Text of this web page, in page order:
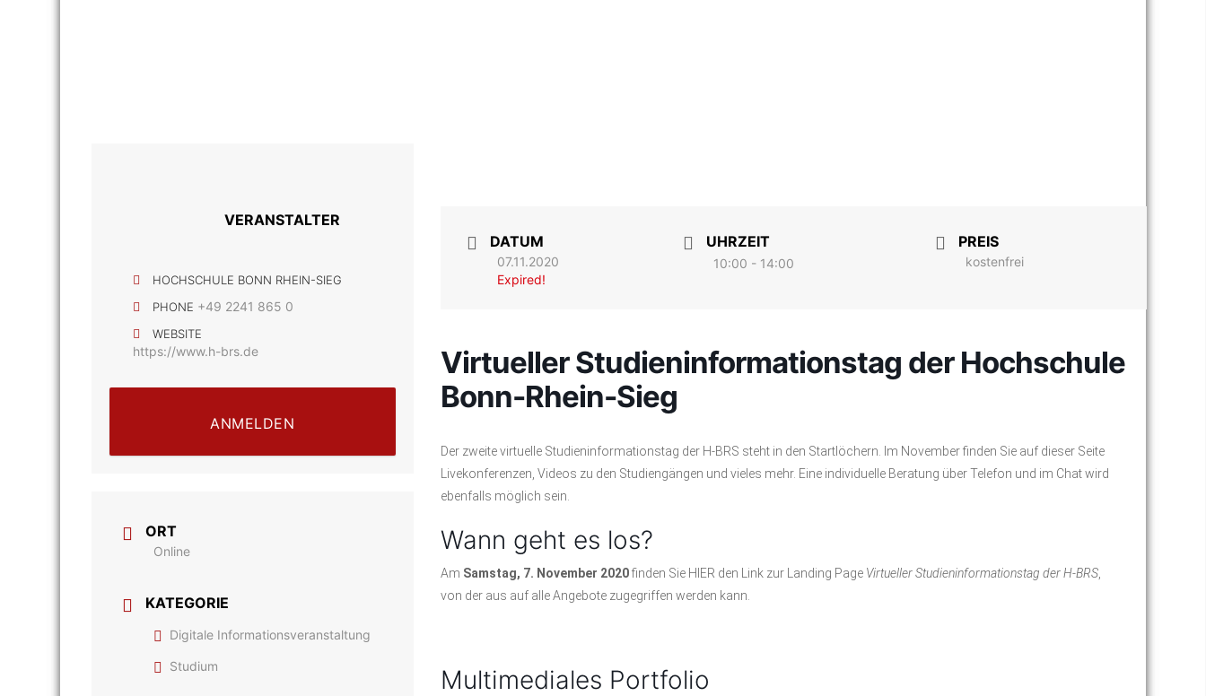
VERANSTALTER
HOCHSCHULE BONN RHEIN-SIEG
PHONE +49 2241 865 0
WEBSITE
https://www.h-brs.de
ANMELDEN
ORT
Online
KATEGORIE
Digitale Informationsveranstaltung
Studium
DATUM
07.11.2020
Expired!
UHRZEIT
10:00 - 14:00
PREIS
kostenfrei
Virtueller Studieninformationstag der Hochschule
Bonn-Rhein-Sieg
Der zweite virtuelle Studieninformationstag der H-BRS steht in den Startlöchern. Im November finden Sie auf dieser Seite
Livekonferenzen, Videos zu den Studiengängen und vieles mehr. Eine individuelle Beratung über Telefon und im Chat wird
ebenfalls möglich sein.
Wann geht es los?
Am Samstag, 7. November 2020finden Sie HIER den Link zur Landing Page Virtueller Studieninformationstag der H-BRS,
von der aus auf alle Angebote zugegriffen werden kann.
Multimediales Portfolio